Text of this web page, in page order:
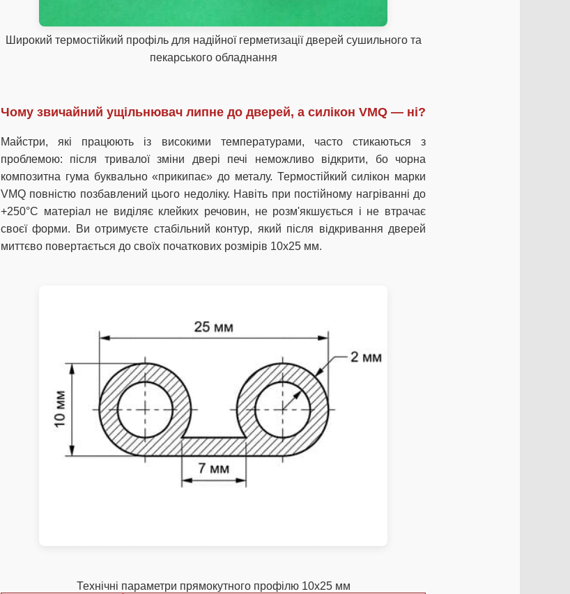
Широкий термостійкий профіль для надійної герметизації дверей сушильного та
пекарського обладнання
Чому звичайний ущільнювач липне до дверей, а силікон VMQ — ні?
Майстри, які працюють із високими температурами, часто стикаються з
проблемою: після тривалої зміни двері печі неможливо відкрити, бо чорна
композитна гума буквально «прикипає» до металу. Термостійкий силікон марки
VMQ повністю позбавлений цього недоліку. Навіть при постійному нагріванні до
+250°C матеріал не виділяє клейких речовин, не розм'якшується і не втрачає
своєї форми. Ви отримуєте стабільний контур, який після відкривання дверей
миттєво повертається до своїх початкових розмірів 10х25 мм.
Технічні параметри прямокутного профілю 10х25 мм